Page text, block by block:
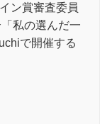
ン賞審査委員
私の選んだ一
で開催する